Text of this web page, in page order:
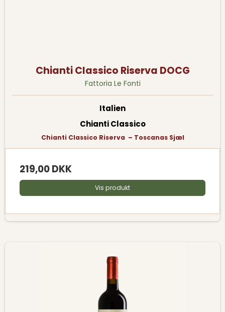
Chianti Classico Riserva DOCG
Fattoria Le Fonti
Italien
Chianti Classico
Chianti Classico Riserva – Toscanas Sjæl
219,00 DKK
Vis produkt